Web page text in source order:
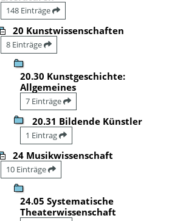
148 Einträge
20 Kunstwissenschaften
8 Einträge
20.30 Kunstgeschichte:
Allgemeines
7 Einträge
20.31 Bildende Künstler
1 Eintrag
24 Musikwissenschaft
10 Einträge
24.05 Systematische
Theaterwissenschaft